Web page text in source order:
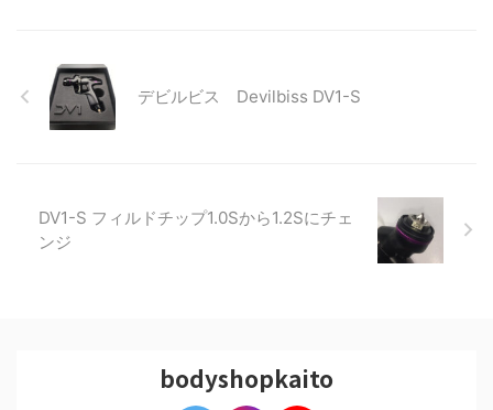
デビルビス Devilbiss DV1-S
DV1-S フィルドチップ1.0Sから1.2Sにチェ
ンジ
bodyshopkaito